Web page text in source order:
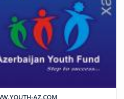
üçün yeni sayt! WWW.YOUTH-AZ.COM